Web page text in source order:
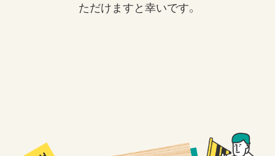
ただけますと幸いです。